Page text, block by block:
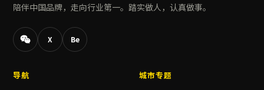
陪伴中国品牌，走向行业第一。踏实做人，认真做事。
X Be
导航 城市专题